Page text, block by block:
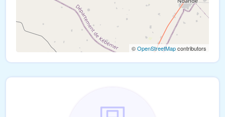
©OpenStreetMapcontributors